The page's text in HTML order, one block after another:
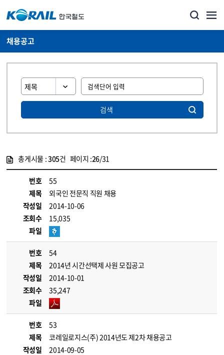
채용공고
검색
총게시물 :305건 페이지 :26/31
번호
55
제목
외국인 전문직 직원 채용
작성일
2014-10-06
조회수
15,035
파일
번호
54
제목
2014년 시간선택제 사원 모집공고
작성일
2014-10-01
조회수
35,247
파일
번호
53
제목
코레일로지스(주) 2014년도 제2차 채용공고
작성일
2014-09-05